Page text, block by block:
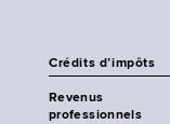
Crédits d’impôts
Revenus
professionnels